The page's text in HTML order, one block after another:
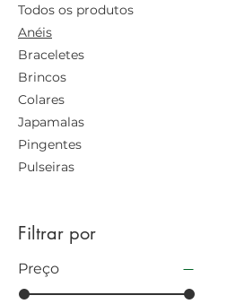
Todos os produtos
Anéis
Braceletes
Brincos
Colares
Japamalas
Pingentes
Pulseiras
Filtrar por
Preço